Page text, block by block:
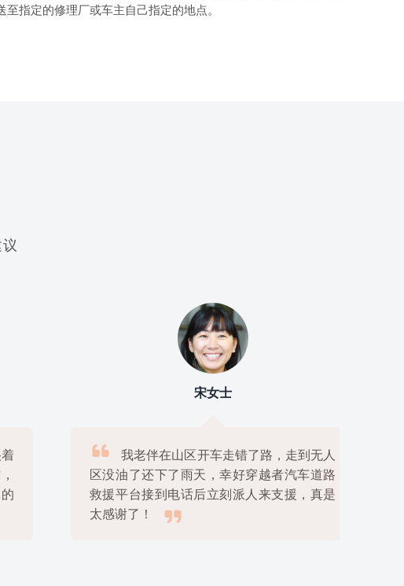
至指定的修理厂或车主自己指定的地点。
宋女士

我老伴在山区开车走错了路，走到无人
区没油了还下了雨天，幸好穿越者汽车道路
救援平台接到电话后立刻派人来支援，真是
太感谢了！
